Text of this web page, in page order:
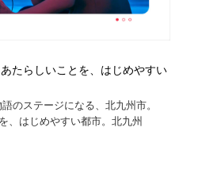
たらしいことを、はじめやすい
のステージになる、北九州市。
、はじめやすい都市。北九州